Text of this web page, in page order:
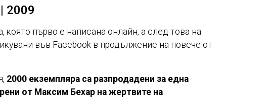
2009
която първо е написана онлайн, а след това на
във Facebook в продължение на повече от
2000 екземпляра са разпродадени за една
от Максим Бехар на жертвите на